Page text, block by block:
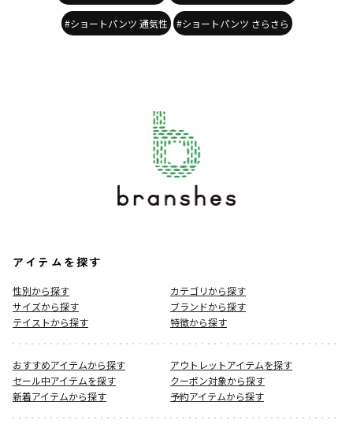
#ショートパンツ 通気性 #ショートパンツ さらさら
アイテムを探す
性別から探す
カテゴリから探す
サイズから探す
ブランドから探す
テイストから探す
特徴から探す
おすすめアイテムから探す
アウトレットアイテムを探す
セール中アイテムを探す
クーポン対象から探す
新着アイテムから探す
予約アイテムから探す